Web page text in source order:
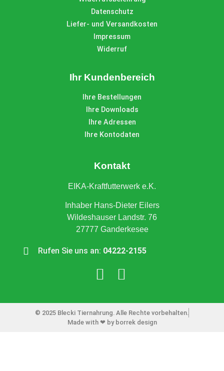
Datenschutz
Liefer- und Versandkosten
Impressum
Widerruf
Ihr Kundenbereich
Ihre Bestellungen
Ihre Downloads
Ihre Adressen
Ihre Kontodaten
Kontakt
EIKA-Kraftfutterwerk e.K.
Inhaber Hans-Dieter Eilers
Wildeshauser Landstr. 76
27777 Ganderkesee
Rufen Sie uns an: 04222-2155
© 2025 Blecki Tiernahrung. Alle Rechte vorbehalten.
Made with ❤ by borrek design